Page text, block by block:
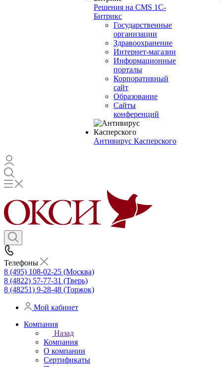
Решения на CMS 1С-
Битрикс
Государственные
организации
Здравоохранение
Интернет-магазин
Информационные
порталы
Корпоративный
сайт
Образование
Сайты
конференций
Антивирус Касперского
Телефоны
8 (495) 108-02-25 (Москва)
8 (4822) 57-77-31 (Тверь)
8 (48251) 9-28-48 (Торжок)
Мой кабинет
Компания
Назад
Компания
О компании
Сертификаты